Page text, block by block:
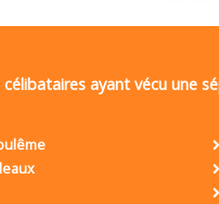
célibataires ayant vécu une